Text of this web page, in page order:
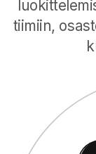
tiimiin,